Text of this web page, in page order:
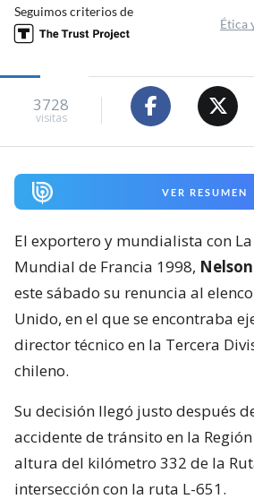
Seguimos criterios de
Ética
3728
visitas
VER RESUMEN
El exportero y mundialista con La
Mundial de Francia 1998,
este sábado su renuncia al
Unido, en el que se encontraba
director técnico en la Tercera
chileno.
Su decisión llegó justo después
accidente de tránsito en la
altura del kilómetro 332 de la
intersección con la ruta L-651.